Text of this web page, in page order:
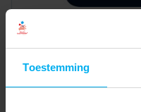
Toestemming